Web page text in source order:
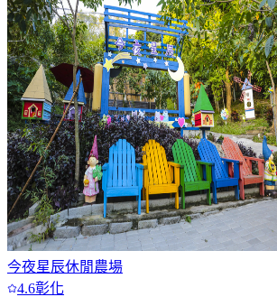
今夜星辰休閒農場
4.6彰化